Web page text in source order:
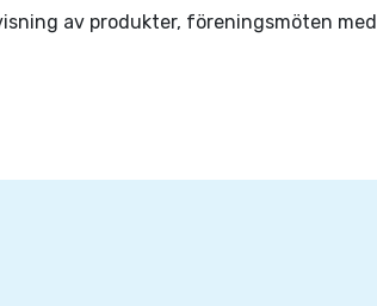
av produkter, föreningsmöten med